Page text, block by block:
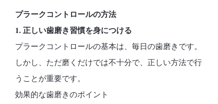
プラークコントロールの方法
1.正しい歯磨き習慣を身につける
プラークコントロールの基本は、毎日の歯磨きです。
しかし、ただ磨くだけでは不十分で、正しい方法で行
うことが重要です。
効果的な歯磨きのポイント